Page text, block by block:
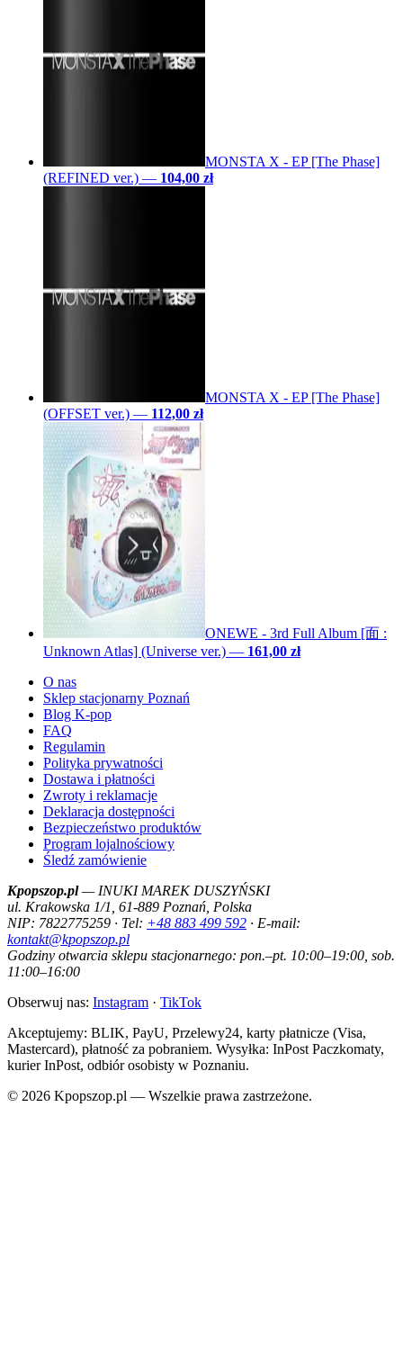
MONSTA X - EP [The Phase]
(REFINED ver.) — 104,00 zł
MONSTA X - EP [The Phase]
(OFFSET ver.) — 112,00 zł
ONEWE - 3rd Full Album [面 :
Unknown Atlas] (Universe ver.) — 161,00 zł
O nas
Sklep stacjonarny Poznań
Blog K-pop
FAQ
Regulamin
Polityka prywatności
Dostawa i płatności
Zwroty i reklamacje
Deklaracja dostępności
Bezpieczeństwo produktów
Program lojalnościowy
Śledź zamówienie
Kpopszop.pl— INUKI MAREK DUSZYŃSKI
ul. Krakowska 1/1, 61-889 Poznań, Polska
NIP: 7822775259 · Tel: +48 883 499 592 · E-mail:
kontakt@kpopszop.pl
Godziny otwarcia sklepu stacjonarnego: pon.–pt. 10:00–19:00, sob.
11:00–16:00
Obserwuj nas: Instagram · TikTok
Akceptujemy: BLIK, PayU, Przelewy24, karty płatnicze (Visa,
Mastercard), płatność za pobraniem. Wysyłka: InPost Paczkomaty,
kurier InPost, odbiór osobisty w Poznaniu.
© 2026 Kpopszop.pl — Wszelkie prawa zastrzeżone.